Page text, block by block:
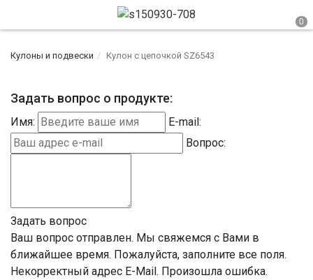
Кулоны и подвески Кулон с цепочкой SZ6543
Задать вопрос о продукте:
Имя:
E-mail:
Вопрос:
Задать вопрос
Ваш вопрос отправлен. Мы свяжемся с Вами в
ближайшее время. Пожалуйста, заполните все поля.
Некорректный адрес E-Mail. Произошла ошибка.